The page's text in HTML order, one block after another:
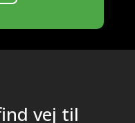
vej til